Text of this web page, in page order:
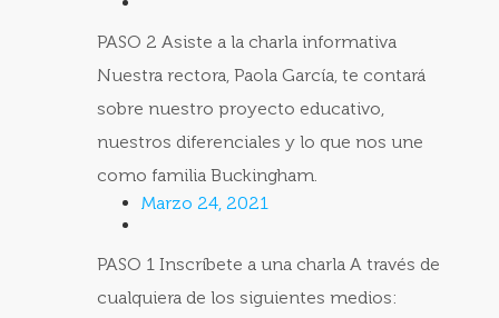
PASO 2 Asiste a la charla informativa
Nuestra rectora, Paola García, te contará
sobre nuestro proyecto educativo,
nuestros diferenciales y lo que nos une
como familia Buckingham.
Marzo 24, 2021
PASO 1 Inscríbete a una charla A través de
cualquiera de los siguientes medios: